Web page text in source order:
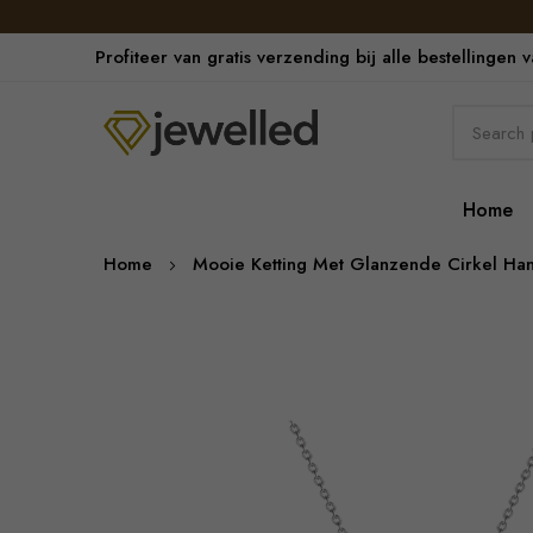
Profiteer van gratis verzending bij alle bestellingen
Home
Home Mooie Ketting Met Glanzende Cirkel